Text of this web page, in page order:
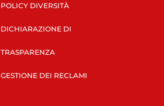
POLICY DIVERSITÀ
DICHIARAZIONE DI
TRASPARENZA
GESTIONE DEI RECLAMI